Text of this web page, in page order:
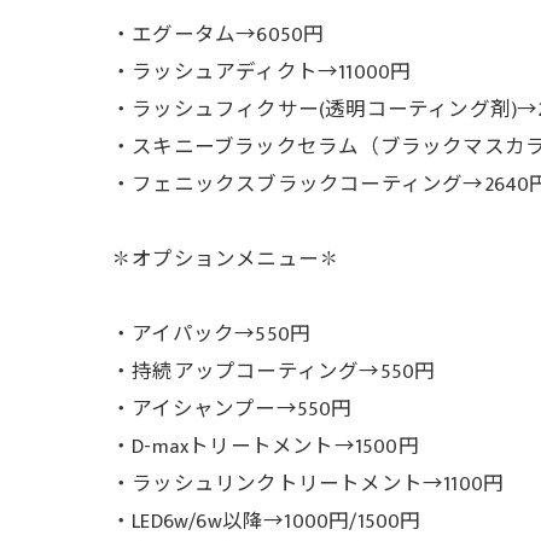
・エグータム→6050円
・ラッシュアディクト→11000円
・ラッシュフィクサー(透明コーティング剤
・スキニーブラックセラム（ブラックマス
・フェニックスブラックコーティング→2640
✽オプションメニュー✽
・アイパック→550円
・持続アップコーティング→550円
・アイシャンプー→550円
・D-maxトリートメント→1500円
・ラッシュリンクトリートメント→1100円
・LED6w/6w以降→1000円/1500円